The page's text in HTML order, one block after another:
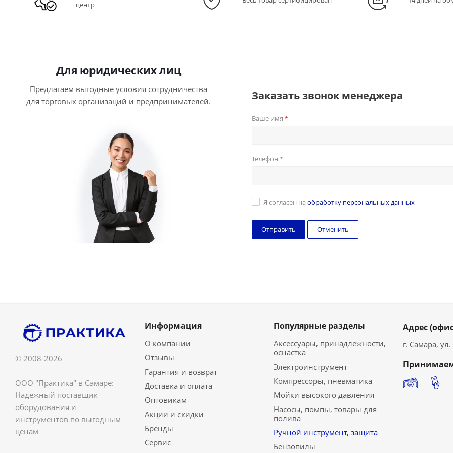
центр
Для юридических лиц
Предлагаем выгодные условия сотрудничества
для торговых организаций и предпринимателей.
Заказать звонок менеджера
Ваше имя *
Телефон *
Я согласен на обработку персональных данных
Отменить
© 2008-2026
ООО "Практика" в Самаре:
Надежный поставщик
оборудования и
инструментов по выгодным
ценам
Информация
О компании
Отзывы
Гарантия и возврат
Доставка и оплата
Оптовикам
Акции и скидки
Бренды
Сервис
Популярные разделы
Аксессуары, принадлежности,
оснастка
Электроинструмент
Компрессоры, пневматика
Мойки высокого давления
Насосы, помпы, товары для
полива
Ручной инструмент, защита
Бензопилы
Адрес
г. Самара,